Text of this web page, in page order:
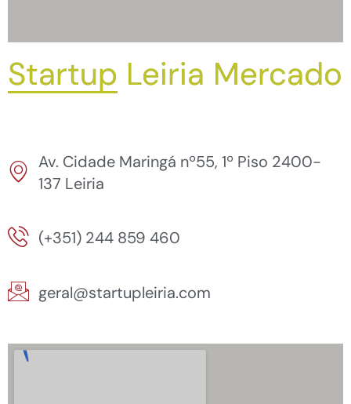
Startup Leiria Mercado
Av. Cidade Maringá nº55, 1º Piso 2400-
137 Leiria
(+351) 244 859 460
geral@startupleiria.com